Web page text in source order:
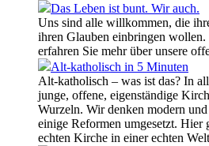
Das Leben ist bunt. Wir auch.
Uns sind alle willkommen, die
ihren Glauben einbringen
erfahren Sie mehr über unsere
Alt-katholisch in 5 Minuten
Alt-katholisch – was ist das? In
junge, offene, eigenständige
Wurzeln. Wir denken modern
einige Reformen umgesetzt. Hier
echten Kirche in einer echten